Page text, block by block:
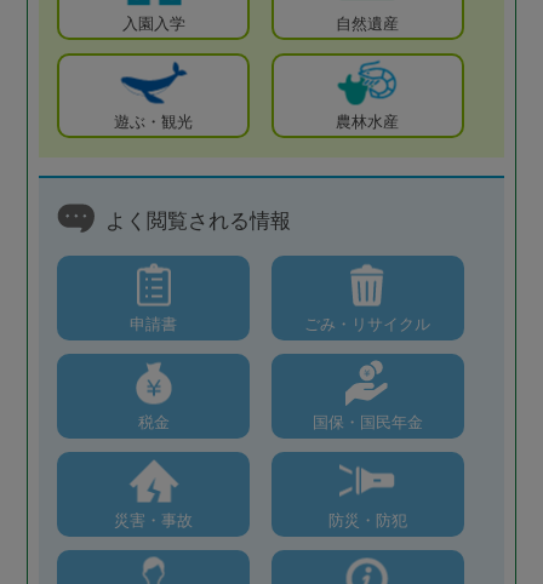
入園入学 自然遺産
遊ぶ・観光 農林水産
よく閲覧される情報
申請書 ごみ・リサイクル
税金 国保・国民年金
災害・事故 防災・防犯